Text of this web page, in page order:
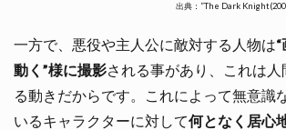
出典：”The Dark
一方で、悪役や主人公に敵対する人物は
動く”様に撮影される事があり、これは
る動きだからです。これによって無意識
いるキャラクターに対して何となく居心